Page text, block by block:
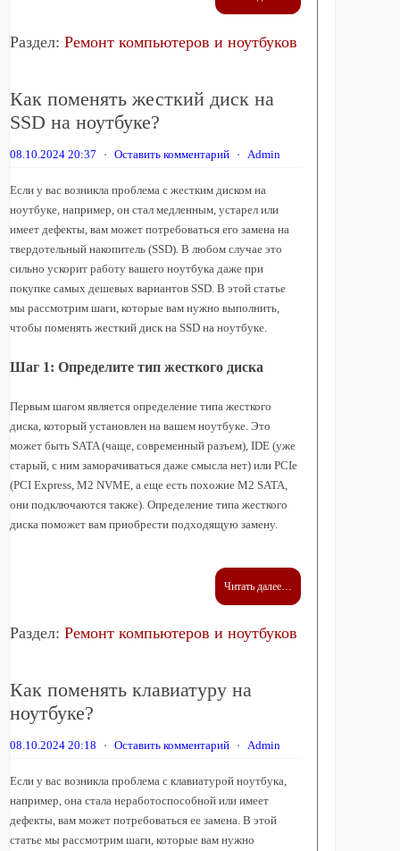
Раздел: Ремонт компьютеров и ноутбуков
Как поменять жесткий диск на
SSD на ноутбуке?
08.10.2024 20:37 ⋅ Оставить комментарий ⋅ Admin
Если у вас возникла проблема с жестким диском на
ноутбуке, например, он стал медленным, устарел или
имеет дефекты, вам может потребоваться его замена на
твердотельный накопитель (SSD). В любом случае это
сильно ускорит работу вашего ноутбука даже при
покупке самых дешевых вариантов SSD. В этой статье
мы рассмотрим шаги, которые вам нужно выполнить,
чтобы поменять жесткий диск на SSD на ноутбуке.
Шаг 1: Определите тип жесткого диска
Первым шагом является определение типа жесткого
диска, который установлен на вашем ноутбуке. Это
может быть SATA (чаще, современный разъем), IDE (уже
старый, с ним заморачиваться даже смысла нет) или PCIe
(PCI Express, M2 NVME, а еще есть похожие M2 SATA,
они подключаются также). Определение типа жесткого
диска поможет вам приобрести подходящую замену.
Читать далее…
Раздел: Ремонт компьютеров и ноутбуков
Как поменять клавиатуру на
ноутбуке?
08.10.2024 20:18 ⋅ Оставить комментарий ⋅ Admin
Если у вас возникла проблема с клавиатурой ноутбука,
например, она стала неработоспособной или имеет
дефекты, вам может потребоваться ее замена. В этой
статье мы рассмотрим шаги, которые вам нужно